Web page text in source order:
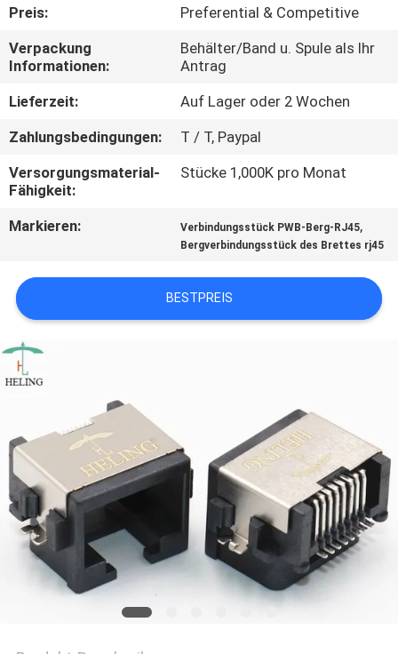
TRETEN
SIE
MIT
UNS
IN
VERBINDUNG
FORDERN
EIN
ZITAT
SITEMAP
PRIVACY
POLICY
Preis:
Preferential & Competitive
Verpackung
Informationen:
Behälter/Band u. Spule als Ihr
Antrag
Lieferzeit:
Auf Lager oder 2 Wochen
Zahlungsbedingungen:
T / T, Paypal
Versorgungsmaterial-
Fähigkeit:
Stücke 1,000K pro Monat
Markieren: Verbindungsstück PWB-Berg-RJ45,
Bergverbindungsstück des Brettes rj45
BESTPREIS